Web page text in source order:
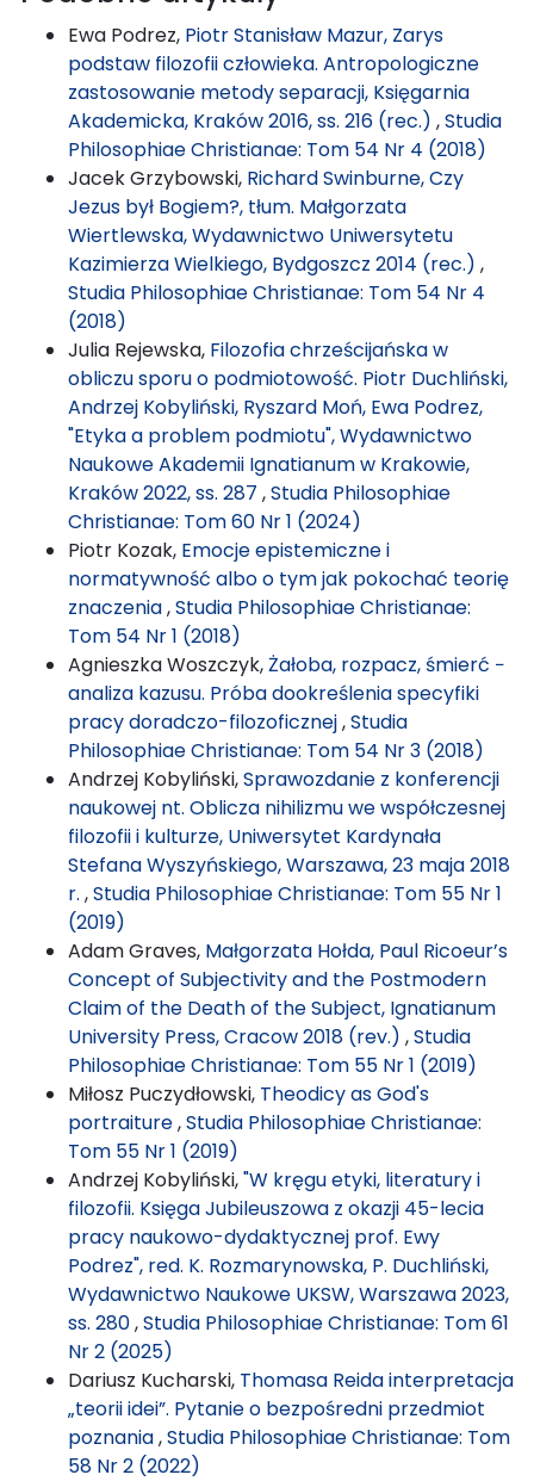
Ewa Podrez, Piotr Stanisław Mazur, Zarys
podstaw filozofii człowieka. Antropologiczne
zastosowanie metody separacji, Księgarnia
Akademicka, Kraków 2016, ss. 216 (rec.) ,Studia
Philosophiae Christianae: Tom 54 Nr 4 (2018)
Jacek Grzybowski, Richard Swinburne, Czy
Jezus był Bogiem?, tłum. Małgorzata
Wiertlewska, Wydawnictwo Uniwersytetu
Kazimierza Wielkiego, Bydgoszcz 2014 (rec.) ,
Studia Philosophiae Christianae: Tom 54 Nr 4
(2018)
Julia Rejewska, Filozofia chrześcijańska w
obliczu sporu o podmiotowość. Piotr Duchliński,
Andrzej Kobyliński, Ryszard Moń, Ewa Podrez,
"Etyka a problem podmiotu", Wydawnictwo
Naukowe Akademii Ignatianum w Krakowie,
Kraków 2022, ss. 287 ,Studia Philosophiae
Christianae: Tom 60 Nr 1 (2024)
Piotr Kozak, Emocje epistemiczne i
normatywność albo o tym jak pokochać teorię
znaczenia,Studia Philosophiae Christianae:
Tom 54 Nr 1 (2018)
Agnieszka Woszczyk,Żałoba, rozpacz, śmierć −
analiza kazusu. Próba dookreślenia specyfiki
pracy doradczo-filozoficznej,Studia
Philosophiae Christianae: Tom 54 Nr 3 (2018)
Andrzej Kobyliński,Sprawozdanie z konferencji
naukowej nt. Oblicza nihilizmu we współczesnej
filozofii i kulturze, Uniwersytet Kardynała
Stefana Wyszyńskiego, Warszawa, 23 maja 2018
r. ,Studia Philosophiae Christianae: Tom 55 Nr 1
(2019)
Adam Graves, Małgorzata Hołda, Paul Ricoeur’s
Concept of Subjectivity and the Postmodern
Claim of the Death of the Subject, Ignatianum
University Press, Cracow 2018 (rev.) ,Studia
Philosophiae Christianae: Tom 55 Nr 1 (2019)
Miłosz Puczydłowski, Theodicy as God's
portraiture,Studia Philosophiae Christianae:
Tom 55 Nr 1 (2019)
Andrzej Kobyliński,"W kręgu etyki, literatury i
filozofii. Księga Jubileuszowa z okazji 45-lecia
pracy naukowo-dydaktycznej prof. Ewy
Podrez", red. K. Rozmarynowska, P. Duchliński,
Wydawnictwo Naukowe UKSW, Warszawa 2023,
ss. 280,Studia Philosophiae Christianae: Tom 61
Nr 2 (2025)
Dariusz Kucharski, Thomasa Reida interpretacja
„teorii idei”. Pytanie o bezpośredni przedmiot
poznania,Studia Philosophiae Christianae: Tom
58 Nr 2 (2022)